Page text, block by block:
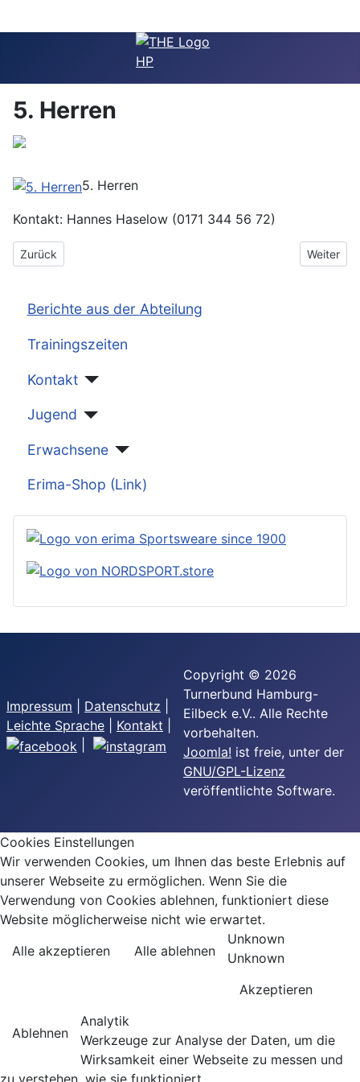
Berichte aus der Abteilung
Trainingszeiten
Kontakt
Jugend
Erwachsene
Erima-Shop (Link)
5. Herren
5. Herren
Kontakt: Hannes Haselow (0171 344 56 72)
Vorheriger Beitrag: 5. Herren
Zurück Nächster
Weiter
Impressum Datenschutz
Leichte Sprache
Kontakt
Copyright © 2026
Turnerbund Hamburg-
Eilbeck e.V.. Alle Rechte
vorbehalten.
Joomla! ist freie, unter der
GNU/GPL-Lizenz
veröffentlichte Software.
Cookies Einstellungen
Wir verwenden Cookies, um Ihnen das beste Erlebnis auf
unserer Webseite zu ermöglichen. Wenn Sie die
Verwendung von Cookies ablehnen, funktioniert diese
Website möglicherweise nicht wie erwartet.
Alle akzeptieren
Alle ablehnen
Unknown
Unknown
Akzeptieren
Ablehnen
Analytik
Werkzeuge zur Analyse der Daten, um die
Wirksamkeit einer Webseite zu messen und